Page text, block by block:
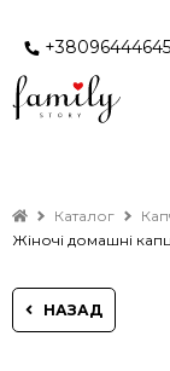
Каталог
Жіночі домашні
НАЗАД